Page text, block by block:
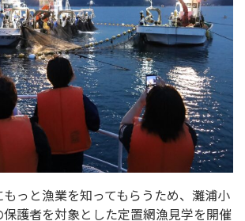
っと漁業を知ってもらうため、灘浦小
護者を対象とした定置網漁見学を開催